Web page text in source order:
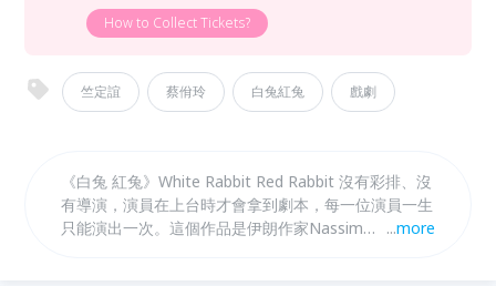
How to Collect Tickets?
竺定誼 蔡佾玲 白兔紅兔 戲劇
《白兔 紅兔》White Rabbit Red Rabbit 沒有彩排、沒
有導演，演員在上台時才會拿到劇本，每一位演員一生
只能演出一次。這個作品是伊朗作家Nassim
...more